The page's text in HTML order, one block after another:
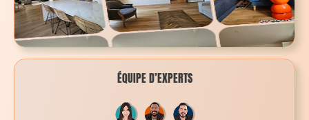
ÉQUIPE D’EXPERTS